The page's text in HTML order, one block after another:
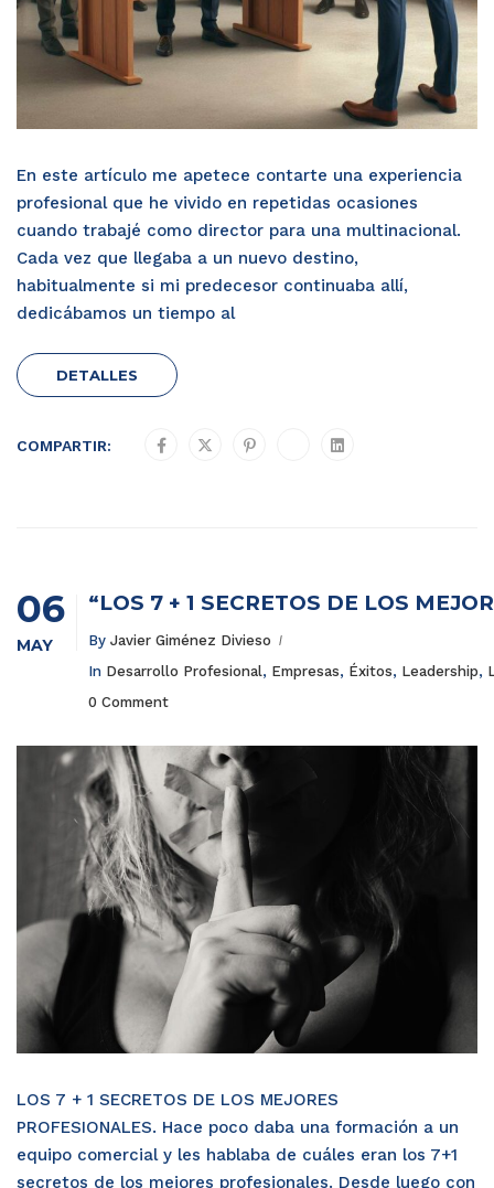
En este artículo me apetece contarte una experiencia
profesional que he vivido en repetidas ocasiones
cuando trabajé como director para una multinacional.
Cada vez que llegaba a un nuevo destino,
habitualmente si mi predecesor continuaba allí,
dedicábamos un tiempo al
DETALLES
COMPARTIR:
06
MAY
“LOS 7 + 1 SECRETOS DE LOS
By Javier Giménez Divieso
In Desarrollo Profesional, Empresas, Éxitos, Leadership,
0 Comment
LOS 7 + 1 SECRETOS DE LOS MEJORES
PROFESIONALES. Hace poco daba una formación a un
equipo comercial y les hablaba de cuáles eran los 7+1
secretos de los mejores profesionales. Desde luego con